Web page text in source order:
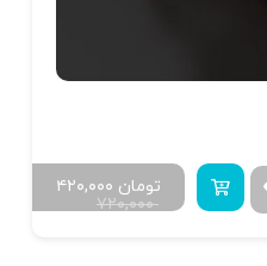
۷۲۰,۰۰۰
۴۲۰,۰۰۰ تومان